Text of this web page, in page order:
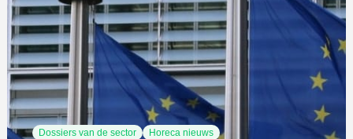
Dossiers van de sector Horeca nieuws